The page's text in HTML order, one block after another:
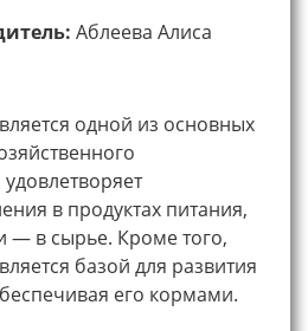
Аблеева Алиса
одной из основных
в продуктах питания,
в сырье. Кроме того,
базой для развития
его кормами.